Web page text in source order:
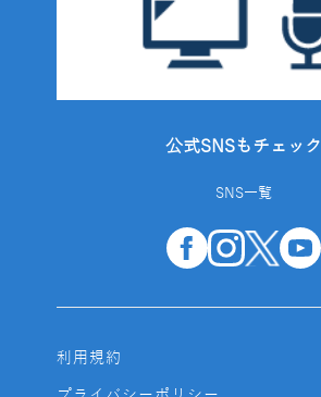
公式SNSもチェック
SNS一覧
利用規約